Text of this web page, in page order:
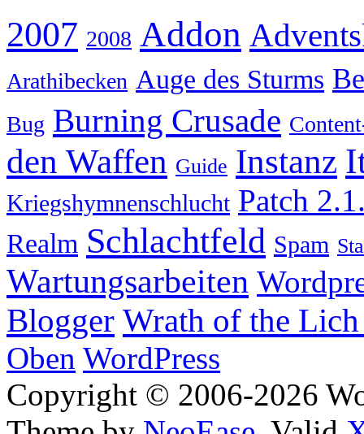
2007 2008 Addon
Arathibecken Auge des Sturms
Bug Burning Crusade
den Waffen Guide Instanz
Kriegshymnenschlucht Patch
Realm Schlachtfeld Spam
Wartungsarbeiten
Blogger Wrath of the
Oben WordPress
Copyright © 2006-2026